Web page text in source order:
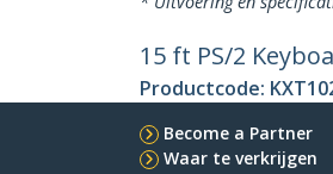
15 ft PS/2
Productcode:
Become a Partner
Waar te verkrijgen